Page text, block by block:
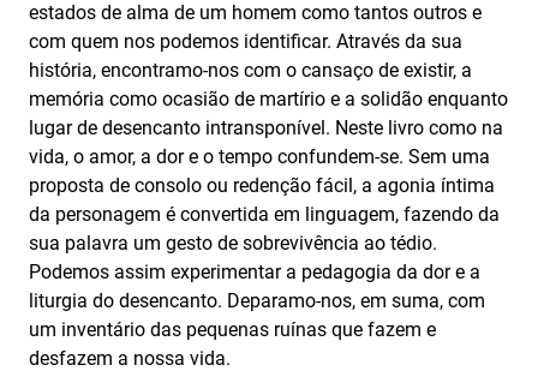
estados de alma de um homem como tantos outros e
com quem nos podemos identificar. Através da sua
história, encontramo-nos com o cansaço de existir, a
memória como ocasião de martírio e a solidão enquanto
lugar de desencanto intransponível. Neste livro como na
vida, o amor, a dor e o tempo confundem-se. Sem uma
proposta de consolo ou redenção fácil, a agonia íntima
da personagem é convertida em linguagem, fazendo da
sua palavra um gesto de sobrevivência ao tédio.
Podemos assim experimentar a pedagogia da dor e a
liturgia do desencanto. Deparamo-nos, em suma, com
um inventário das pequenas ruínas que fazem e
desfazem a nossa vida.